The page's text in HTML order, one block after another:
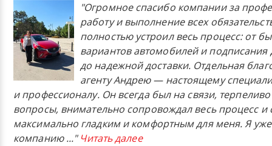
"Огромное спасибо компании за
работу и выполнение всех
полностью устроил весь процесс: от
вариантов автомобилей и подписания
до надежной доставки. Отдельная
агенту Андрею — настоящему
и профессионалу. Он всегда был на связи,
вопросы, внимательно сопровождал весь процесс и
максимально гладким и комфортным для меня. Я
компанию..." Читать далее